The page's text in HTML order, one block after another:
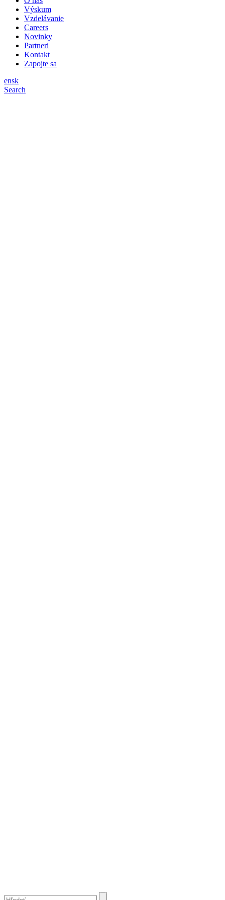
Výskum
Vzdelávanie
Careers
Novinky
Partneri
Kontakt
Zapojte sa
ensk
Search